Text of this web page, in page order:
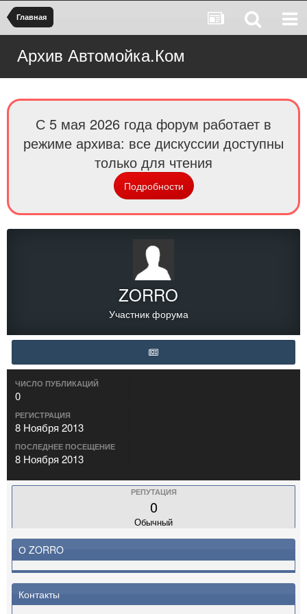
Главная
Архив Автомойка.Ком
С 5 мая 2026 года форум работает в
режиме архива: все дискуссии доступны
только для чтения
Подробности
ZORRO
Участник форума
ЧИСЛО ПУБЛИКАЦИЙ
0
РЕГИСТРАЦИЯ
8 Ноября 2013
ПОСЛЕДНЕЕ ПОСЕЩЕНИЕ
8 Ноября 2013
РЕПУТАЦИЯ
0
Обычный
О ZORRO
Контакты